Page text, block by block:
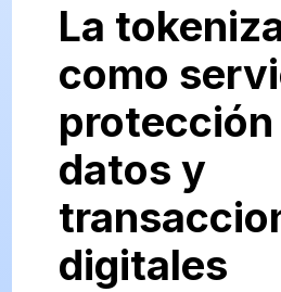
La
como
protección
datos y
digitales